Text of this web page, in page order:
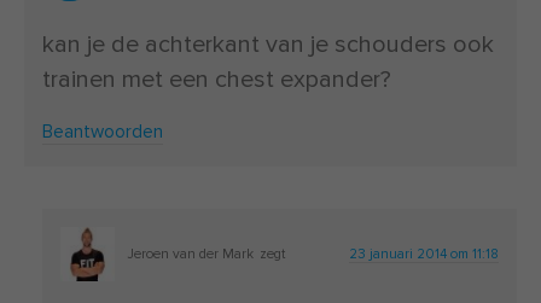
kan je de achterkant van je schouders ook
trainen met een chest expander?
Beantwoorden
Jeroen van der Mark zegt 23 januari 2014 om 11:18